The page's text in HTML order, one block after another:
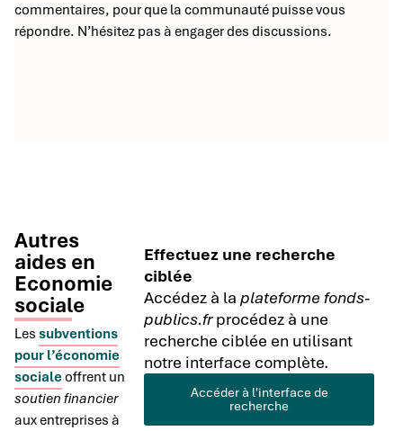
commentaires, pour que la communauté puisse vous
répondre. N’hésitez pas à engager des discussions.
Autres
aides en
Economie
sociale
Les subventions
pour l’économie
socialeoffrent un
soutien financier
aux entreprises à
Effectuez une recherche
ciblée
Accédez à laplateforme fonds-
publics.frprocédez à une
recherche ciblée en utilisant
notre interface complète.
Accéder à l'interface de
recherche